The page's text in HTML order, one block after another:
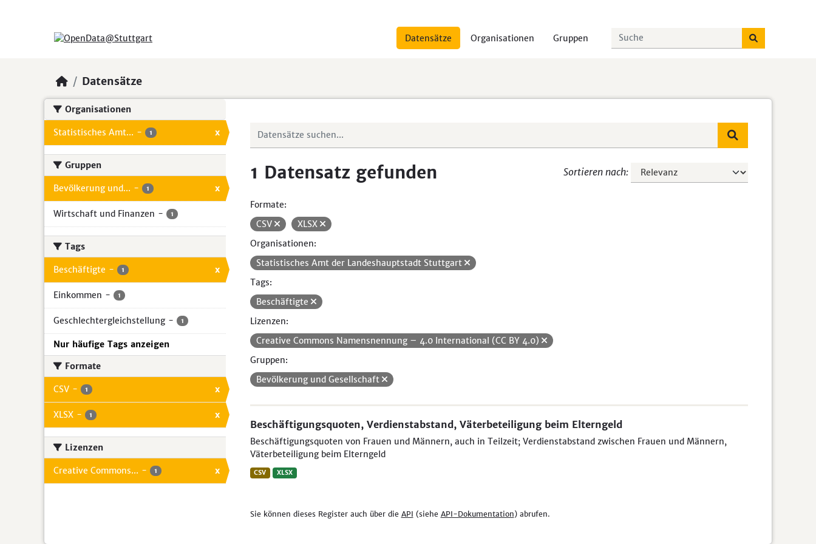
Datensätze Organisationen Gruppen
Datensätze
Organisationen
Statistisches Amt... - 1 x
Gruppen
Bevölkerung und... - 1 x
Wirtschaft und Finanzen - 1
Tags
Beschäftigte - 1 x
Einkommen - 1
Geschlechtergleichstellung - 1
Nur häufige Tags anzeigen
Formate
CSV - 1 x
XLSX - 1 x
Lizenzen
Creative Commons... - 1 x
Sortieren nach
1 Datensatz gefunden
Formate:
CSV
XLSX
Organisationen:
Statistisches Amt der Landeshauptstadt Stuttgart
Tags:
Beschäftigte
Lizenzen:
Creative Commons Namensnennung – 4.0 International (CC BY 4.0)
Gruppen:
Bevölkerung und Gesellschaft
Beschäftigungsquoten, Verdienstabstand, Väterbeteiligung beim Elterngeld
Beschäftigungsquoten von Frauen und Männern, auch in Teilzeit; Verdienstabstand zwischen Frauen und Männern,
Väterbeteiligung beim Elterngeld
CSV XLSX
Sie können dieses Register auch über die API (siehe API-Dokumentation) abrufen.